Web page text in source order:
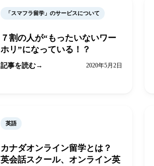
「スマフラ留学」のサービスについて
７割の人が“もったいないワー
ホリ”になっている！？
記事を読む 2020年5月2日
英語
カナダオンライン留学とは？
英会話スクール、オンライン英